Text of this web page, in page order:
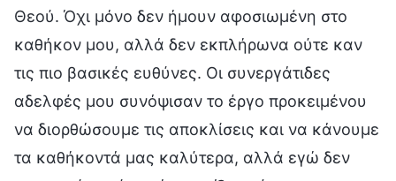
Θεού. Όχι μόνο δεν ήμουν αφοσιωμένη στο
καθήκον μου, αλλά δεν εκπλήρωνα ούτε καν
τις πιο βασικές ευθύνες. Οι συνεργάτιδες
αδελφές μου συνόψισαν το έργο προκειμένου
να διορθώσουμε τις αποκλίσεις και να κάνουμε
τα καθήκοντά μας καλύτερα, αλλά εγώ δεν